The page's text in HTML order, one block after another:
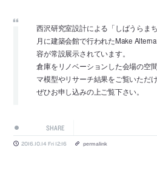
西沢研究室設計による「しばうらま
月に建築会館で行われたMake
容が常設展示されています。
倉庫をリノベーションした会場の空
マ模型やリサーチ結果をご覧いただけ
ぜひお申し込みの上ご覧下さい。
SHARE
2016.10.14 Fri 12:16 permalink